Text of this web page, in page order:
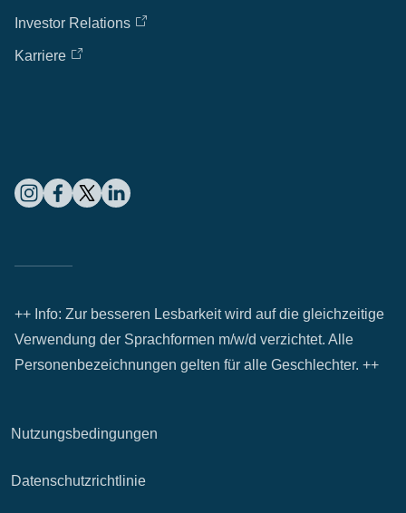
Investor Relations
Karriere
++ Info: Zur besseren Lesbarkeit wird auf die gleichzeitige
Verwendung der Sprachformen m/w/d verzichtet. Alle
Personenbezeichnungen gelten für alle Geschlechter. ++
Nutzungsbedingungen
Datenschutzrichtlinie